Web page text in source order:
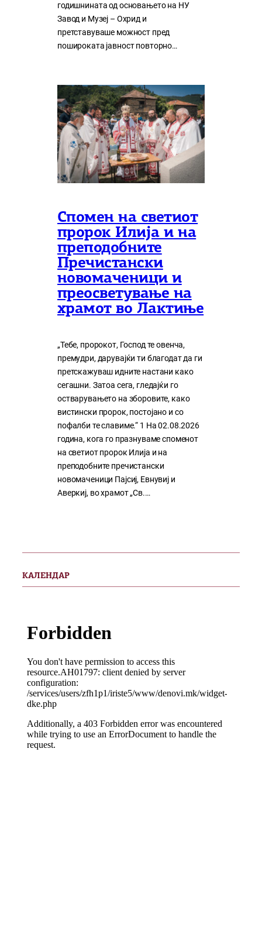
годишнината од основањето на НУ
Завод и Музеј – Охрид и
претставуваше можност пред
пошироката јавност повторно…
Спомен на светиот
пророк Илија и на
преподобните
Пречистански
новомаченици и
преосветување на
храмот во Лактиње
„Тебе, пророкот, Господ те овенча,
премудри, дарувајќи ти благодат да ги
претскажуваш идните настани како
сегашни. Затоа сега, гледајќи го
остварувањето на зборовите, како
вистински пророк, постојано и со
пофалби те славиме.“ 1 На 02.08.2026
година, кога го празнуваме споменот
на светиот пророк Илија и на
преподобните пречистански
новомаченици Пајсиј, Евнувиј и
Аверкиј, во храмот „Св.…
КАЛЕНДАР